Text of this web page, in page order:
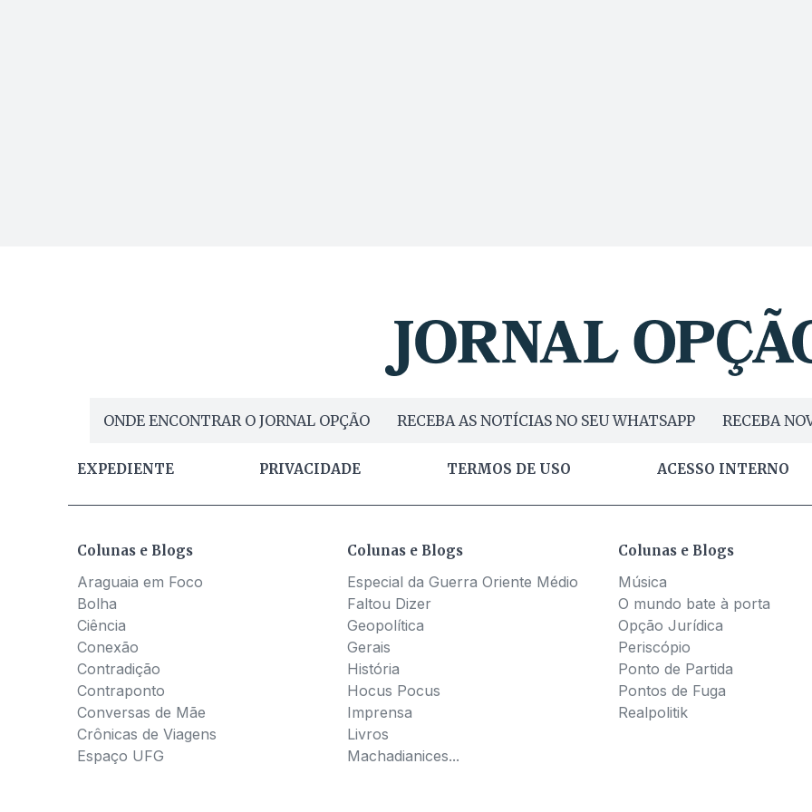
ONDE ENCONTRAR O JORNAL OPÇÃO RECEBA AS NOTÍCIAS NO SEU WHATSAPP RECEBA
EXPEDIENTE PRIVACIDADE TERMOS DE USO ACESSO INTERNO
Colunas e Blogs
Araguaia em Foco
Bolha
Ciência
Conexão
Contradição
Contraponto
Conversas de Mãe
Crônicas de Viagens
Espaço UFG
Colunas e Blogs
Especial da Guerra Oriente Médio
Faltou Dizer
Geopolítica
Gerais
História
Hocus Pocus
Imprensa
Livros
Machadianices...
Colunas e Blogs
Música
O mundo bate à porta
Opção Jurídica
Periscópio
Ponto de Partida
Pontos de Fuga
Realpolitik